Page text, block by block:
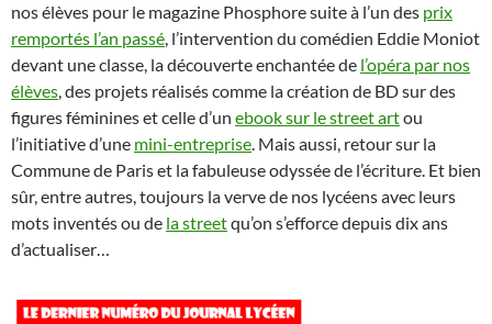
nos élèves pour le magazine Phosphore suite à l’un des prix
remportés l’an passé, l’intervention du comédien Eddie Moniot
devant une classe, la découverte enchantée de l’opéra par nos
élèves, des projets réalisés comme la création de BD sur des
figures féminines et celle d’un ebook sur le street artou
l’initiative d’une mini-entreprise. Mais aussi, retour sur la
Commune de Paris et la fabuleuse odyssée de l’écriture. Et bien
sûr, entre autres, toujours la verve de nos lycéens avec leurs
mots inventés ou de la streetqu’on s’efforce depuis dix ans
d’actualiser…